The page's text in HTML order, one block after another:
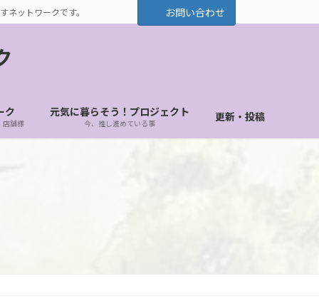
ットワークです。 お問い合わせ
ク
店舗様
元気に暮らそう！プロジェクト
今、推し進めている事 更新・投稿